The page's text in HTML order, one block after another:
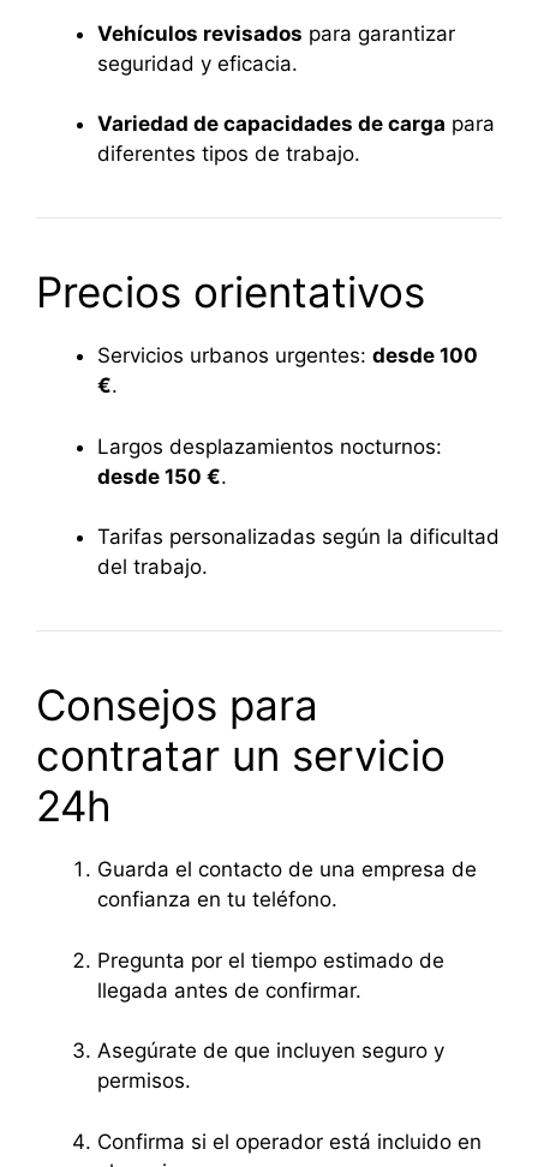
Vehículos revisados para garantizar
seguridad y eficacia.
Variedad de capacidades de carga para
diferentes tipos de trabajo.
Precios orientativos
Servicios urbanos urgentes: desde 100
€.
Largos desplazamientos nocturnos:
desde 150 €.
Tarifas personalizadas según la dificultad
del trabajo.
Consejos para
contratar un servicio
24h
Guarda el contacto de una empresa de
confianza en tu teléfono.
Pregunta por el tiempo estimado de
llegada antes de confirmar.
Asegúrate de que incluyen seguro y
permisos.
Confirma si el operador está incluido en